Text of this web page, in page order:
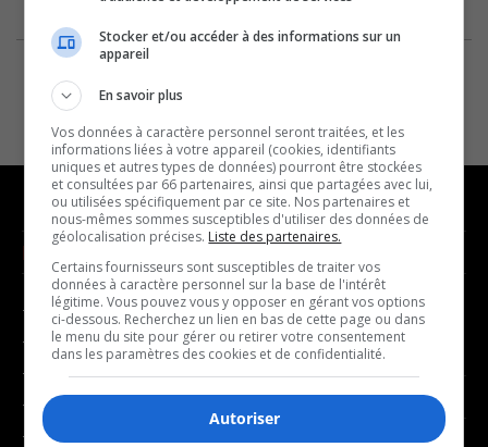
NOUVELLES
- Affaires municipales
- Communauté / Social
- Culture
- Économie
- Éducation
MUSIQUE
- Décompte franco
- Joué récemment
BALADOS
Stocker et/ou accéder à des informations sur un
appareil
En savoir plus
Vos données à caractère personnel seront traitées, et les
informations liées à votre appareil (cookies, identifiants
uniques et autres types de données) pourront être stockées
et consultées par 66 partenaires, ainsi que partagées avec lui,
ou utilisées spécifiquement par ce site. Nos partenaires et
nous-mêmes sommes susceptibles d'utiliser des données de
géolocalisation précises. Liste des partenaires.
Certains fournisseurs sont susceptibles de traiter vos
données à caractère personnel sur la base de l'intérêt
légitime. Vous pouvez vous y opposer en gérant vos options
ci-dessous. Recherchez un lien en bas de cette page ou dans
le menu du site pour gérer ou retirer votre consentement
dans les paramètres des cookies et de confidentialité.
Autoriser